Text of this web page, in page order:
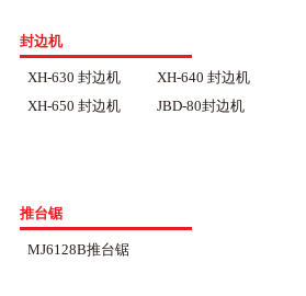
封边机
XH-630 封边机
XH-640 封边机
XH-650 封边机
JBD-80封边机
推台锯
MJ6128B推台锯